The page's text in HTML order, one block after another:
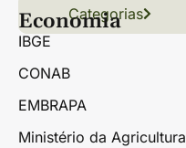
Links úteis
Conteúdo
Florestas
Categorias
Economia
IBGE
CONAB
EMBRAPA
Ministério da Agricultura